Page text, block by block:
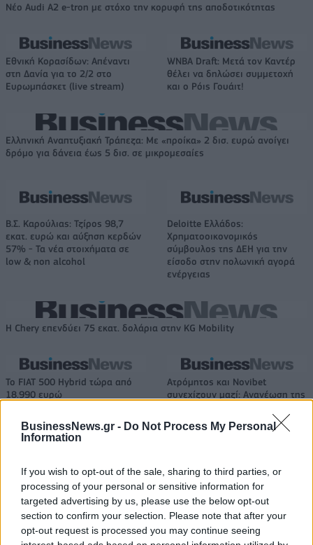
BusinessNews.gr - Do Not Process My Personal
Information
If you wish to opt-out of the sale, sharing to third parties, or
processing of your personal or sensitive information for
targeted advertising by us, please use the below opt-out
section to confirm your selection. Please note that after your
opt-out request is processed you may continue seeing
Νέο Audi A2 e-tron με στόχο την κορυφή της αποδοτικότητας
Εθνική Κορασίδων: Απέναντι
στη Δανία για το 2/2 στο
Ευρωμπάσκετ (live stream)
WNBA Draft: Μετά τον Καντέρ
θέλει να δηλώσει συμμετοχή
και ο Ρόις Γουάιτ!
Ελληνική Αναπτυξιακή Τράπεζα: Με «προίκα» 2 δισ. ευρώ ανοίγει
δρόμο για δάνεια έως 5 δισ. σε μικρομεσαίες
Β.Σ. Καρούλιας: Τζίρος 98,7
εκατ. ευρώ και αύξηση κερδών
57% - Τα νέα στοιχήματα σε
low & non alcohol
Deloitte Ελλάδος:
Χρηματοοικονομικός
σύμβουλος της ΔΕΗ για την
είσοδο στην πολωνική αγορά
ενέργειας
Η Chery επενδύει 75 εκατ. δολάρια στην KG Mobility
Το FIAT 500 Hybrid τώρα από
18.990 ευρώ
Ατρόμητος και Novibet
συνεχίζουν μαζί: Ανανέωση της
2028
18η συνεχόμενη χρονιά για τον ΟΤΕ στη διεθνή σειρά δεικτών
FTSE4Good
Alpha Bank: Για πρώτη φορά το Αρχαίο Θέατρο Επιδαύρου άνοιξε τις